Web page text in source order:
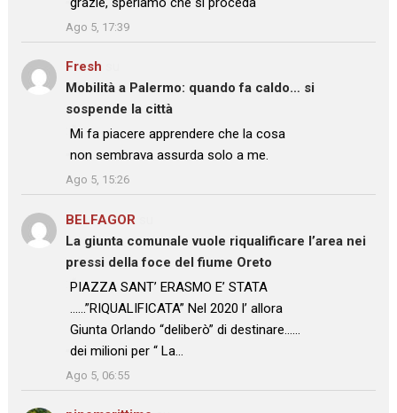
”
Ago 5, 17:39
Fresh
Mobilità a Palermo: quando fa caldo… si
sospende la città
: “Mi fa piacere apprendere che la cosa
non sembrava assurda solo a me.
”
Ago 5, 15:26
BELFAGOR
La giunta comunale vuole riqualificare l’area nei
pressi della foce del fiume Oreto
: “
PIAZZA SANT’ ERASMO E’ STATA
……”RIQUALIFICATA” Nel 2020 l’ allora
Giunta Orlando “deliberò” di destinare……
dei milioni per “ La…
”
Ago 5, 06:55